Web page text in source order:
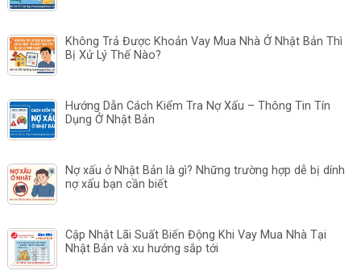
Không Trả Được Khoản Vay Mua Nhà Ở Nhật Bản Thì
Bị Xử Lý Thế Nào?
Hướng Dẫn Cách Kiểm Tra Nợ Xấu – Thông Tin Tín
Dụng Ở Nhật Bản
Nợ xấu ở Nhật Bản là gì? Những trường hợp dễ bị dính
nợ xấu bạn cần biết
Cập Nhật Lãi Suất Biến Động Khi Vay Mua Nhà Tại
Nhật Bản và xu hướng sắp tới